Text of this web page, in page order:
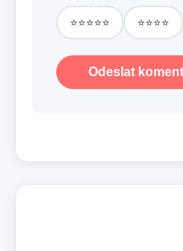
⭐⭐⭐⭐⭐ ⭐⭐⭐⭐
Odeslat